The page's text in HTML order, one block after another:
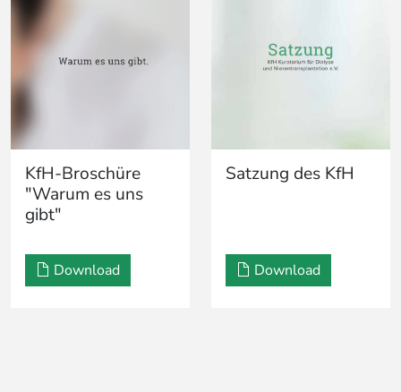
KfH-Broschüre
"Warum es uns
gibt"
Download
Satzung des KfH
Download